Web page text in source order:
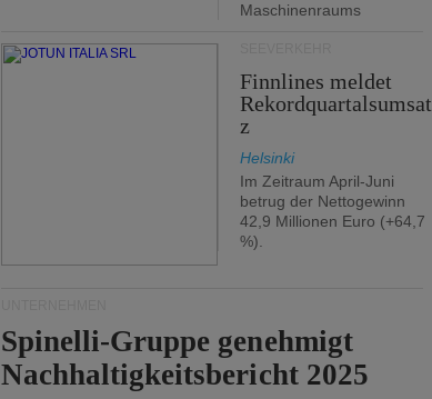
Maschinenraums
Finnlines meldet
Rekordquartalsumsat
z
Helsinki
Im Zeitraum April-Juni
betrug der Nettogewinn
42,9 Millionen Euro (+64,7
%).
Spinelli-Gruppe genehmigt
Nachhaltigkeitsbericht 2025